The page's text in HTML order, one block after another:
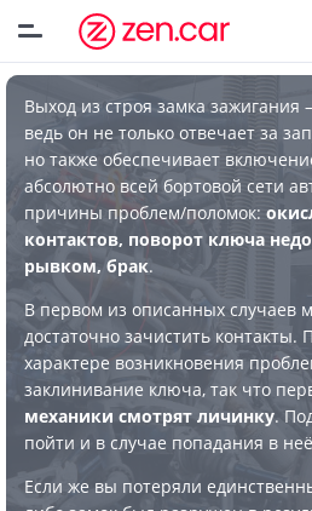
Выход из строя замка зажигания –
ведь он не только отвечает за
но также обеспечивает
абсолютно всей бортовой сети
причины проблем/поломок:
контактов, поворот ключа
рывком, брак.
В первом из описанных случаев
достаточно зачистить контакты.
характере возникновения
заклинивание ключа, так что
механики смотрят личинку.
пойти и в случае попадания в
Если же вы потеряли